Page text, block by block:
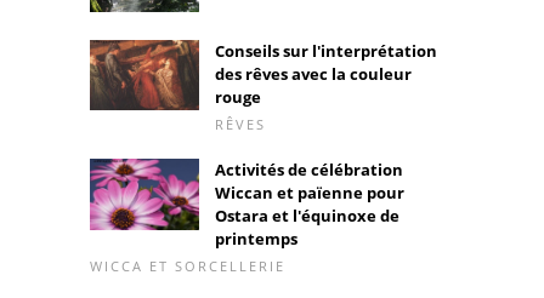
Conseils sur l'interprétation
des rêves avec la couleur
rouge
RÊVES
Activités de célébration
Wiccan et païenne pour
Ostara et l'équinoxe de
printemps
WICCA ET SORCELLERIE